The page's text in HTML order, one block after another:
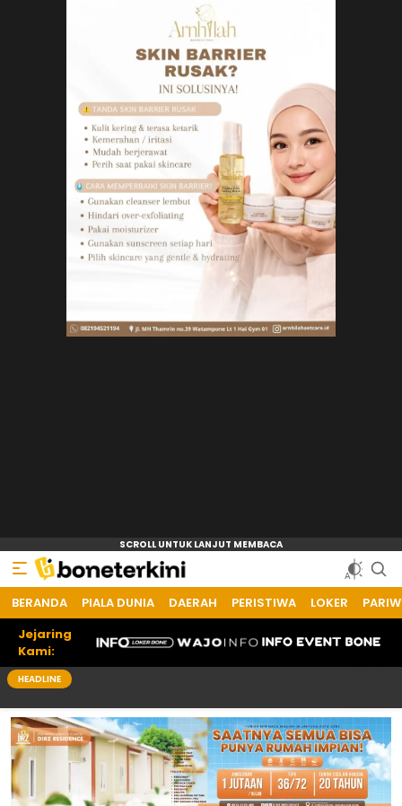
Bone Terkini
Referensi Informasi Terkini
BERANDA PIALA DUNIA DAERAH PERISTIWA LOKER
Jejaring
Kami:
HEADLINE